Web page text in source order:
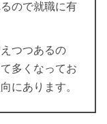
ので就職に有
つつあるの
多くなってお
にあります。